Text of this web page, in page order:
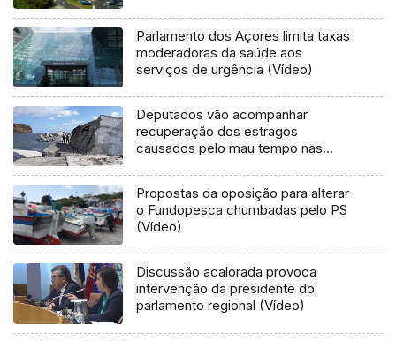
Parlamento dos Açores limita taxas
moderadoras da saúde aos
serviços de urgência (Vídeo)
Deputados vão acompanhar
recuperação dos estragos
causados pelo mau tempo nas
Propostas da oposição para alterar
o Fundopesca chumbadas pelo PS
(Vídeo)
Discussão acalorada provoca
intervenção da presidente do
parlamento regional (Vídeo)